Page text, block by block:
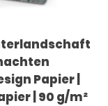
Papier |
| 90 g/m²